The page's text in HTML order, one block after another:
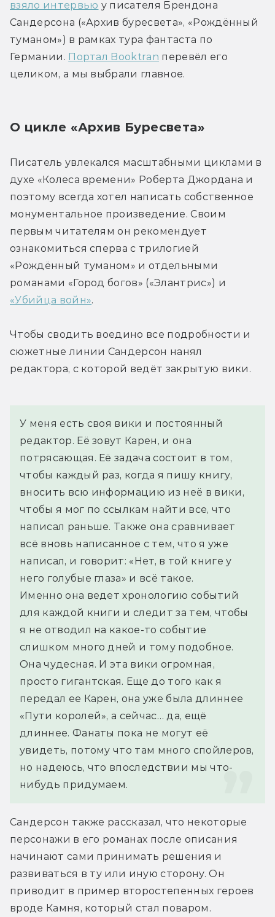
взяло интервью у писателя Брендона
Сандерсона («Архив буресвета», «Рождённый
туманом») в рамках тура фантаста по
Германии. Портал Booktran перевёл его
целиком, а мы выбрали главное.
О цикле «Архив Буресвета»
Писатель увлекался масштабными циклами в
духе «Колеса времени» Роберта Джордана и
поэтому всегда хотел написать собственное
монументальное произведение. Своим
первым читателям он рекомендует
ознакомиться сперва с трилогией
«Рождённый туманом» и отдельными
«Убийца войн».
Чтобы сводить воедино все подробности и
сюжетные линии Сандерсон нанял
редактора, с которой ведёт закрытую вики.
У меня есть своя вики и постоянный
редактор. Её зовут Карен, и она
потрясающая. Её задача состоит в том,
чтобы каждый раз, когда я пишу книгу,
вносить всю информацию из неё в вики,
чтобы я мог по ссылкам найти все, что
написал раньше. Также она сравнивает
всё вновь написанное с тем, что я уже
написал, и говорит: «Нет, в той книге у
него голубые глаза» и всё такое.
Именно она ведет хронологию событий
для каждой книги и следит за тем, чтобы
я не отводил на какое-то событие
слишком много дней и тому подобное.
Она чудесная. И эта вики огромная,
просто гигантская. Еще до того как я
передал ее Карен, она уже была длиннее
«Пути королей», а сейчас… да, ещё
длиннее. Фанаты пока не могут её
увидеть, потому что там много спойлеров,
но надеюсь, что впоследствии мы что-
нибудь придумаем.
Сандерсон также рассказал, что некоторые
персонажи в его романах после описания
начинают сами принимать решения и
развиваться в ту или иную сторону. Он
приводит в пример второстепенных героев
вроде Камня, который стал поваром.